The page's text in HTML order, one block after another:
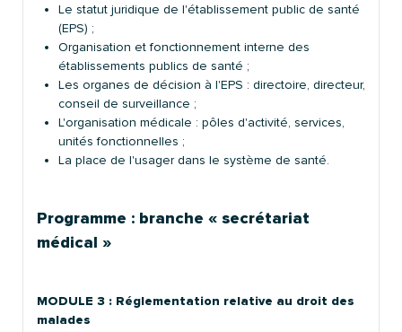
Le statut juridique de l'établissement public de santé
(EPS) ;
Organisation et fonctionnement interne des
établissements publics de santé ;
Les organes de décision à l'EPS : directoire, directeur,
conseil de surveillance ;
L'organisation médicale : pôles d'activité, services,
unités fonctionnelles ;
La place de l'usager dans le système de santé.
Programme : branche « secrétariat
médical »
MODULE 3 : Réglementation relative au droit des
malades